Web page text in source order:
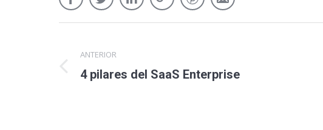
ANTERIOR
4 pilares del SaaS Enterprise